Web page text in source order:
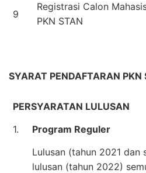
9
Registrasi Calon
PKN STAN
SYARAT PENDAFTARAN PKN
PERSYARATAN LULUSAN
1.
Program Reguler
Lulusan (tahun 2021 dan
lulusan (tahun 2022)